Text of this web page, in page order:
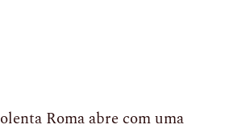
Roma abre com uma